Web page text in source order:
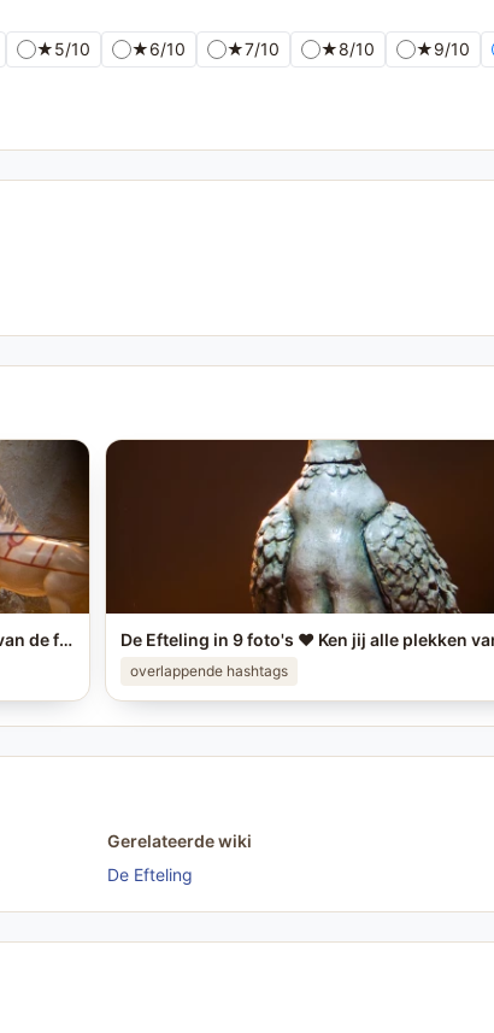
★5/10 ★6/10 ★7/10 ★8/10 ★9/10
De Efteling in 9 foto's ❤️ Ken jij alle plekken van de foto's? #efteling #themeparks #brabant #pretpark #photo
overlappende hashtags
Gerelateerde wiki
De Efteling